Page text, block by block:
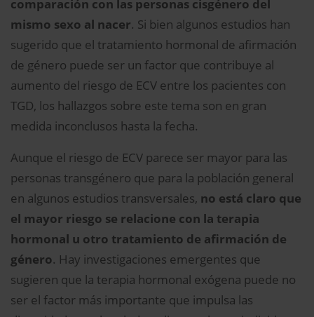
comparación con las personas cisgénero del
mismo sexo al nacer. Si bien algunos estudios han
sugerido que el tratamiento hormonal de afirmación
de género puede ser un factor que contribuye al
aumento del riesgo de ECV entre los pacientes con
TGD, los hallazgos sobre este tema son en gran
medida inconclusos hasta la fecha.
Aunque el riesgo de ECV parece ser mayor para las
personas transgénero que para la población general
en algunos estudios transversales, no está claro que
el mayor riesgo se relacione con la terapia
hormonal u otro tratamiento de afirmación de
género. Hay investigaciones emergentes que
sugieren que la terapia hormonal exógena puede no
ser el factor más importante que impulsa las